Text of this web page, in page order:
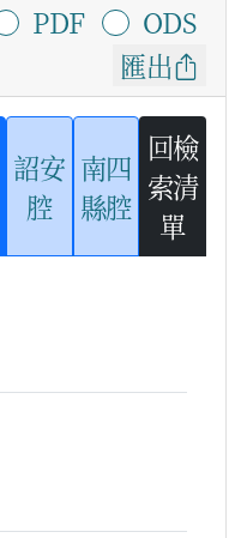
PDF
ODS
匯出
詔安
腔
南四
縣腔
回檢
索清
單